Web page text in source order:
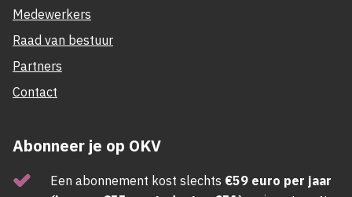
Medewerkers
Raad van bestuur
Partners
Contact
Abonneer je op OKV
Een abonnement kost slechts €59 euro per jaar